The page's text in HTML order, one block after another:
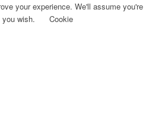
your experience. We'll assume you're
wish.
Cookie